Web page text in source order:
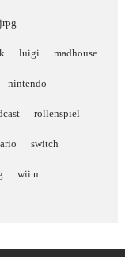
jrpg
luigi madhouse
nintendo
rollenspiel
switch
wii u